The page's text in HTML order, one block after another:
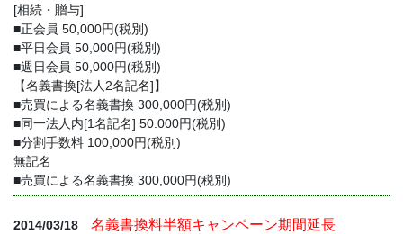
[相続・贈与]
■正会員 50,000円(税別)
■平日会員 50,000円(税別)
■週日会員 50,000円(税別)
【名義書換[法人2名記名]】
■売買による名義書換 300,000円(税別)
■同一法人内[1名記名] 50.000円(税別)
■分割手数料 100,000円(税別)
無記名
■売買による名義書換 300,000円(税別)
2014/03/18 名義書換料半額キャンペーン期間延長